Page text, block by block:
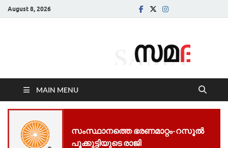
August 8, 2026
MAIN MENU
സംസ്ഥാനത്തെ ഭരണമാറ്റം-റസൂല്‍
പൂക്കുട്ടിയുടെ രാജി